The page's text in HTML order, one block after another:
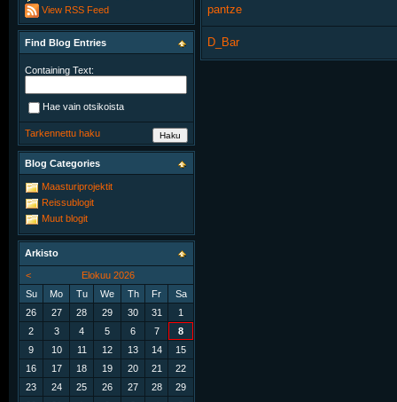
pantze
D_Bar
View RSS Feed
Find Blog Entries
Containing Text:
Hae vain otsikoista
Tarkennettu haku
Blog Categories
Maasturiprojektit
Reissublogit
Muut blogit
Arkisto
<
Elokuu 2026
Su
Mo Tu We Th Fr
Sa
26
27 28 29 30 31
1
2
3 4 5 6 7
8
9
10 11 12 13 14
15
16
17 18 19 20 21
22
23
24 25 26 27 28
29